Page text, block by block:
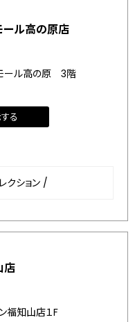
ール高の原店
ール高の原 3階
る
クション /
店
福知山店１F